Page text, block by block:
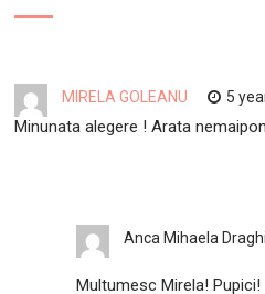
MIRELA GOLEANU 5
Minunata alegere ! Arata
Anca Mihaela
Multumesc Mirela! Pupici!